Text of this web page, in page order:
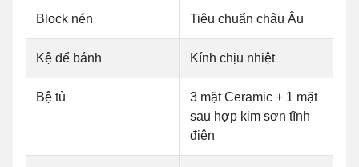
Block nén Tiêu chuẩn châu Âu
Kệ để bánh Kính chịu nhiệt
Bệ tủ
3 mặt Ceramic + 1 mặt
sau hợp kim sơn tĩnh
điện